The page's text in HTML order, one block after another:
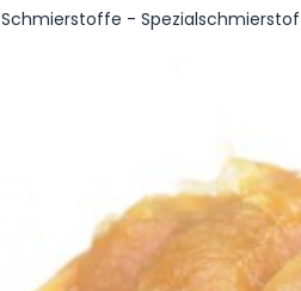
Schmierstoffe -